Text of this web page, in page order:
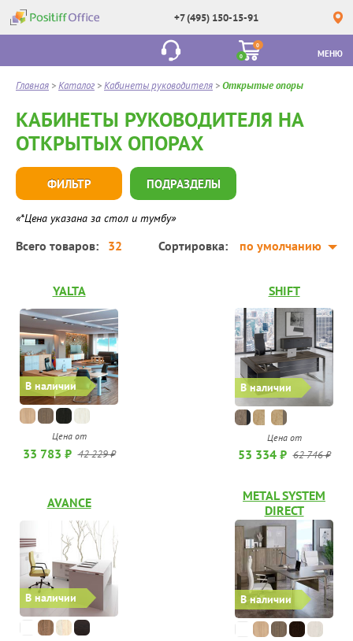
+7 (495) 150-15-91
0
0
МЕНЮ
Главная >Каталог >Кабинеты руководителя >Открытые опоры
КАБИНЕТЫ РУКОВОДИТЕЛЯ НА
ОТКРЫТЫХ ОПОРАХ
ФИЛЬТР ПОДРАЗДЕЛЫ
«*Цена указана за стол и тумбу»
Всего товаров: 32 Сортировка: по умолчанию
В наличии
YALTA
Цена от
33 783 ₽ 42 229 ₽
В наличии
SHIFT
Цена от
53 334 ₽ 62 746 ₽
В наличии
AVANCE
В наличии
METAL SYSTEM
DIRECT